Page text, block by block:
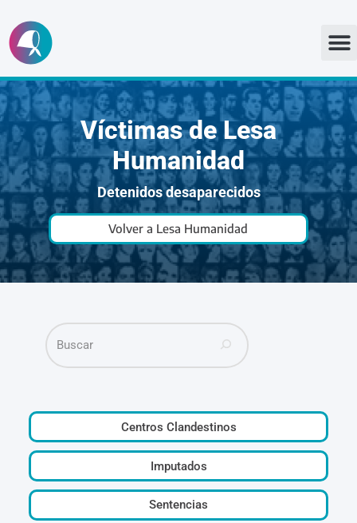
Ir
al
contenido
Víctimas de Lesa
Humanidad
Detenidos desaparecidos
Volver a Lesa Humanidad
Centros Clandestinos
Imputados
Sentencias